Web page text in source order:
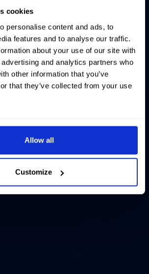
cookies
personalise content and ads, to
features and to analyse our traffic.
about your use of our site with
and analytics partners who
other information that you’ve
that they’ve collected from your use
Allow all
Customize